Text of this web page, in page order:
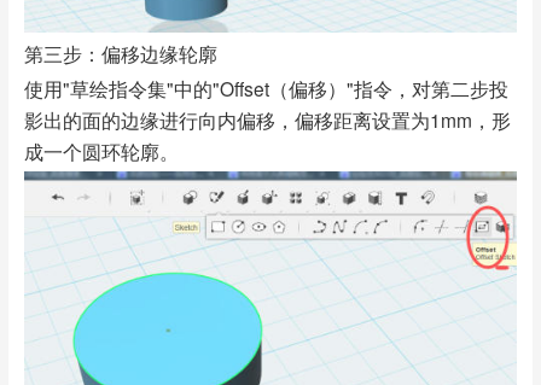
第三步：偏移边缘轮廓
使用"草绘指令集"中的"Offset（偏移）"指令，对第二步投
影出的面的边缘进行向内偏移，偏移距离设置为1mm，形
成一个圆环轮廓。